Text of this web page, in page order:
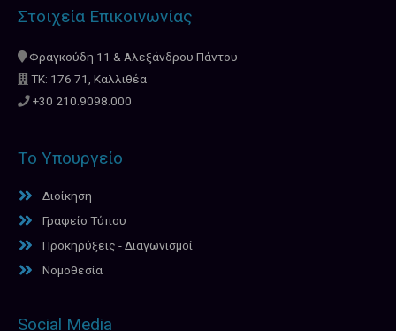
Στοιχεία Επικοινωνίας
Φραγκούδη 11 & Αλεξάνδρου Πάντου
ΤΚ: 176 71, Καλλιθέα
+30 210.9098.000
Το Υπουργείο
Διοίκηση
Γραφείο Τύπου
Προκηρύξεις - Διαγωνισμοί
Νομοθεσία
Social Media